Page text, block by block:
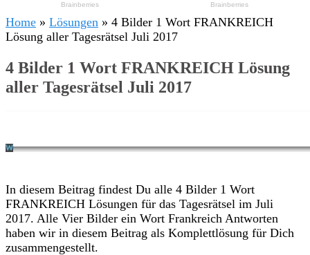
Home » Lösungen » 4 Bilder 1 Wort FRANKREICH
Lösung aller Tagesrätsel Juli 2017
4 Bilder 1 Wort FRANKREICH Lösung
aller Tagesrätsel Juli 2017
In diesem Beitrag findest Du alle 4 Bilder 1 Wort
FRANKREICH Lösungen für das Tagesrätsel im Juli
2017. Alle Vier Bilder ein Wort Frankreich Antworten
haben wir in diesem Beitrag als Komplettlösung für Dich
zusammengestellt.